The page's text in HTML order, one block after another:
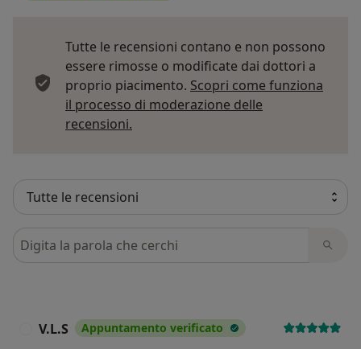
Tutte le recensioni contano e non possono
essere rimosse o modificate dai dottori a
proprio piacimento. Scopri come funziona
il processo di moderazione delle
recensioni.
Cerca nelle recensioni
V.L.S Appuntamento verificato